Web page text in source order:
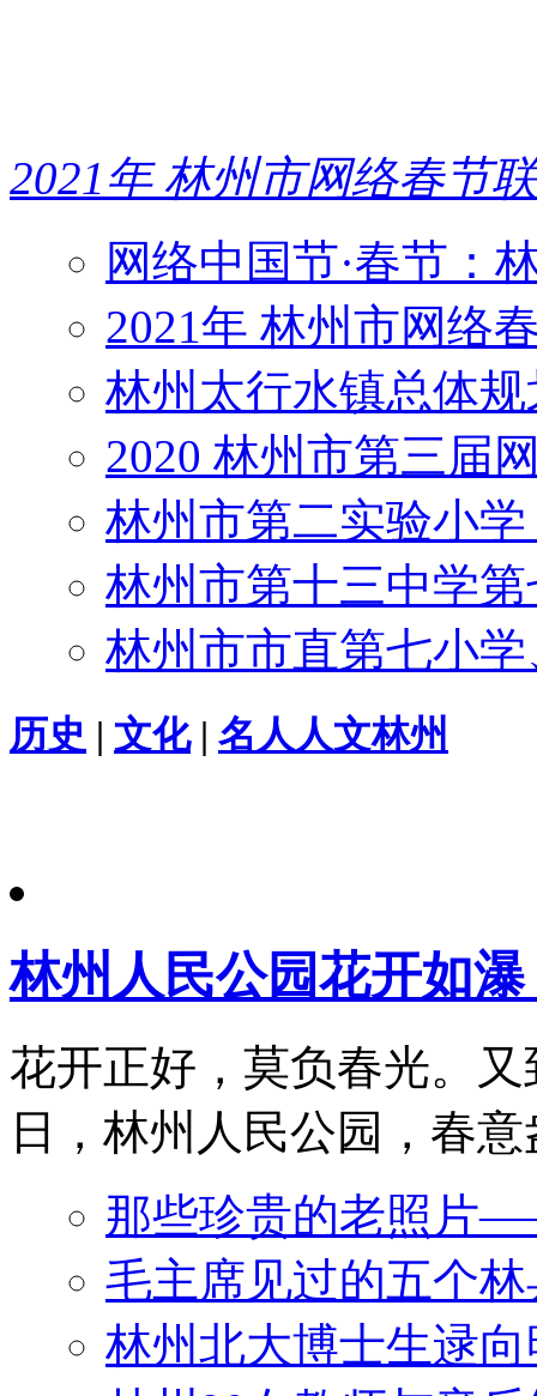
2021年 林州市网络春节
网络中国节·春节：
2021年 林州市网络
林州太行水镇总体规
2020 林州市第三届
林州市第二实验小
林州市第十三中学
林州市市直第七小
历史 | 文化| 名人 人文林州
林州人民公园花开如
花开正好，莫负春光。
日，林州人民公园，春
那些珍贵的老照片
毛主席见过的五个
林州北大博士生逯